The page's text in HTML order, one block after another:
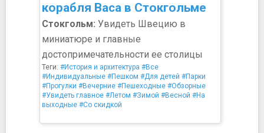
корабля Васа в Стокгольме
Стокгольм: Увидеть Швецию в
миниатюре и главные
достопримечательности ее столицы
Теги: #История и архитектура #Все
#Индивидуальные #Пешком #Для детей #Парки
#Прогулки #Вечерние #Пешеходные #Обзорные
#Увидеть главное #Летом #Зимой #Весной #На
выходные #Со скидкой